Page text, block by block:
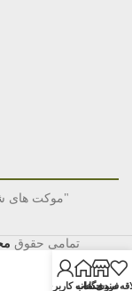
"موکت های
تمامی حقوق
مندی
فروشگاهخانه
حساب کاربری من